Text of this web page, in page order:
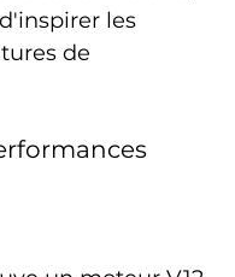
les
de